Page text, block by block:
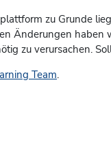
zu Grunde
Änderungen haben
zu verursachen.
Team.